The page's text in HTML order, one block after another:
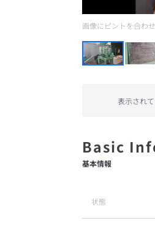
基本情報
状態
画像にピントを合わ
表示され